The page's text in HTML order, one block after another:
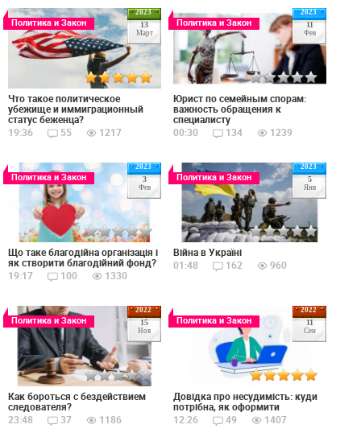
2023
13
Март
Политика и Закон
Что такое политическое
убежище и иммиграционный
статус беженца?
19:36
55 1217
2023
11
Фев
Политика и Закон
Юрист по семейным спорам:
важность обращения к
специалисту
00:30
134 1239
2023
3
Фев
Политика и Закон
Що таке благодійна організація і
як створити благодійний фонд?
19:17
100 1330
2023
5
Янв
Политика и Закон
Війна в Україні
01:48
162 960
2022
15
Ноя
Политика и Закон
Как бороться с бездействием
следователя?
23:48
37 1186
2022
11
Сен
Политика и Закон
Довідка про несудимість: куди
потрібна, як оформити
12:26
49 1407